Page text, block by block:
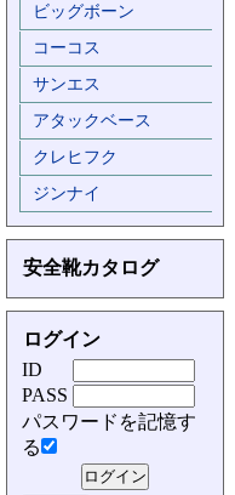
ビッグボーン
コーコス
サンエス
アタックベース
クレヒフク
ジンナイ
安全靴カタログ
ログイン
ID
PASS
パスワードを記憶す
る